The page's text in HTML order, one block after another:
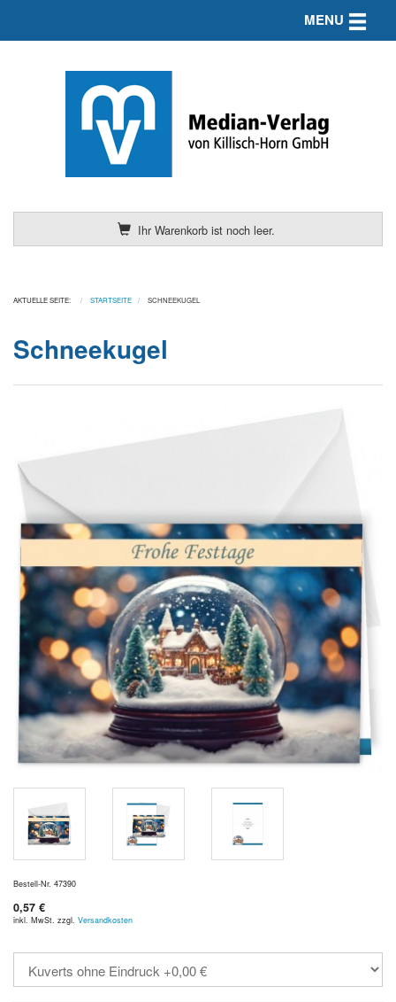
Ihr Warenkorb ist noch leer.
MENU Toggle
AKTUELLE SEITE: STARTSEITE SCHNEEKUGEL
Schneekugel
Bestell-Nr. 47390
0,57 €
inkl. MwSt. zzgl. Versandkosten